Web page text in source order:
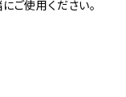
ご使用ください。